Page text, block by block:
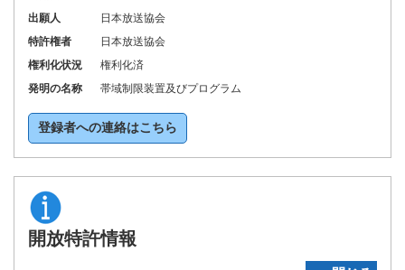
出願人
日本放送協会
特許権者
日本放送協会
権利化状況
権利化済
発明の名称
帯域制限装置及びプログラム
登録者への連絡はこちら
開放特許情報